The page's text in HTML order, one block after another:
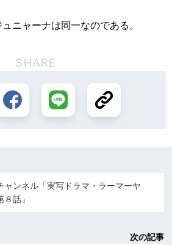
ニャーナは同一なのである。
SHARE
ャンネル「実写ドラマ・ラーマーヤ
話」
次の記事